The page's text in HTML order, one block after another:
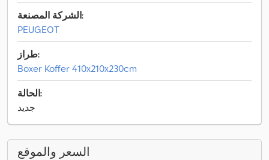
الشركة المصنعة:
PEUGEOT
طراز:
Boxer Koffer 410x210x230cm
الحالة:
جديد
السعر والموقع